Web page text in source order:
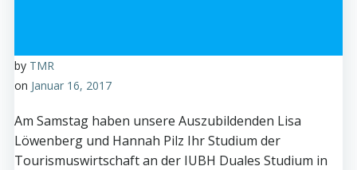
by TMR
on Januar 16, 2017
Am Samstag haben unsere Auszubildenden Lisa
Löwenberg und Hannah Pilz Ihr Studium der
Tourismuswirtschaft an der IUBH Duales Studium in